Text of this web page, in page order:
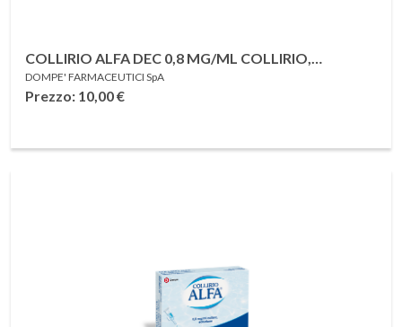
COLLIRIO ALFA DEC 0,8 MG/ML COLLIRIO,
SOLUZIONE FLACONE 10 ML
DOMPE' FARMACEUTICI SpA
Prezzo: 10,00€